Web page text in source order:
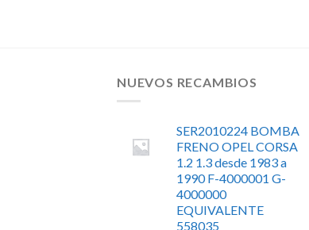
NUEVOS RECAMBIOS
SER2010224 BOMBA
FRENO OPEL CORSA
1.2 1.3 desde 1983 a
1990 F-4000001 G-
4000000
EQUIVALENTE
558035